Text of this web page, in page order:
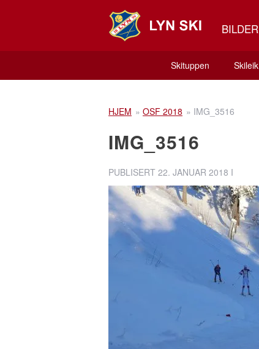
BILDER
Skituppen Skileik
HJEM » OSF 2018 » IMG_3516
IMG_3516
PUBLISERT 22. JANUAR 2018 I